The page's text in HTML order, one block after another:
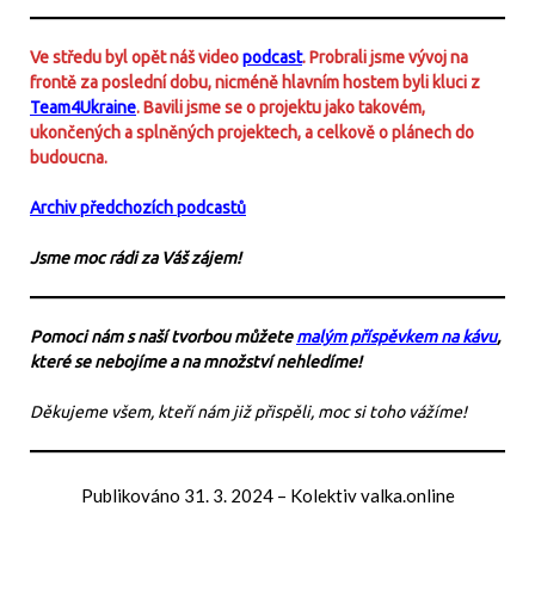
Ve středu byl opět náš videopodcast. Probrali jsme vývoj na
frontě za poslední dobu, nicméně hlavním hostem byli kluci z
Team4Ukraine. Bavili jsme se o projektu jako takovém,
ukončených a splněných projektech, a celkově o plánech do
budoucna.
Archiv předchozích podcastů
Jsme moc rádi za Váš zájem!
Pomoci nám s naší tvorbou můžetemalým příspěvkem na kávu,
které se nebojíme a na množství nehledíme!
Děkujeme všem, kteří nám již přispěli, moc si toho vážíme!
Publikováno 31. 3. 2024– Kolektiv valka.online